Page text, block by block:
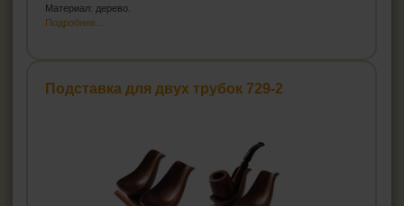
Материал: дерево.
Подробнее...
Подставка для двух трубок 729-2